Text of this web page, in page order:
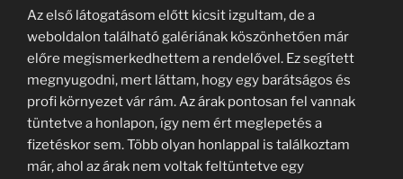
Az első látogatásom előtt kicsit izgultam, de a
weboldalon található galériának köszönhetően már
előre megismerkedhettem a rendelővel. Ez segített
megnyugodni, mert láttam, hogy egy barátságos és
profi környezet vár rám. Az árak pontosan fel vannak
tüntetve a honlapon, így nem ért meglepetés a
fizetéskor sem. Több olyan honlappal is találkoztam
már, ahol az árak nem voltak feltüntetve egy